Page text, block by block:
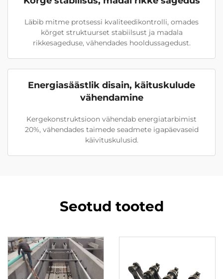
Läbib mitme protsessi kvaliteedikontrolli, omades
kõrget struktuurset stabiilsust ja madala
rikkesageduse, vähendades hooldussagedust.
Energiasäästlik disain, käituskulude
vähendamine
Kergekonstruktsioon vähendab energiatarbimist
20%, vähendades taimede seadmete igapäevaseid
käivituskulusid.
Seotud tooted